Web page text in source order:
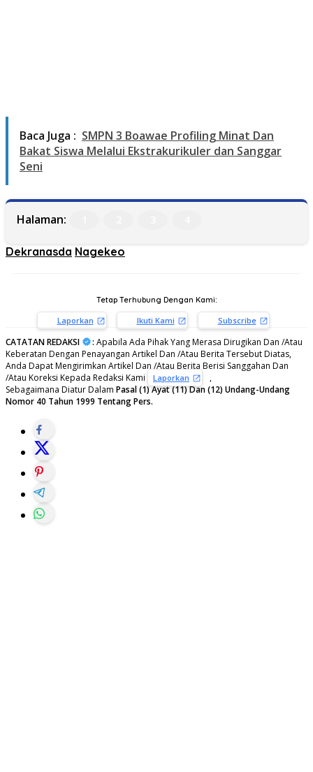
Baca Juga : SMPN 3 Boawae Profiling Minat Dan
Bakat Siswa Melalui Ekstrakurikuler dan Sanggar
Seni
Halaman:
Dekranasda Nagekeo
Tetap Terhubung Dengan Kami:
Laporkan Ikuti Kami Subscribe
CATATAN REDAKSI : Apabila Ada Pihak Yang Merasa Dirugikan Dan /Atau
Keberatan Dengan Penayangan Artikel Dan /Atau Berita Tersebut Diatas,
Anda Dapat Mengirimkan Artikel Dan /Atau Berita Berisi Sanggahan Dan
/Atau Koreksi Kepada Redaksi Kami
Laporkan
,
Sebagaimana Diatur Dalam Pasal (1) Ayat (11) Dan (12) Undang-Undang
Nomor 40 Tahun 1999 Tentang Pers.